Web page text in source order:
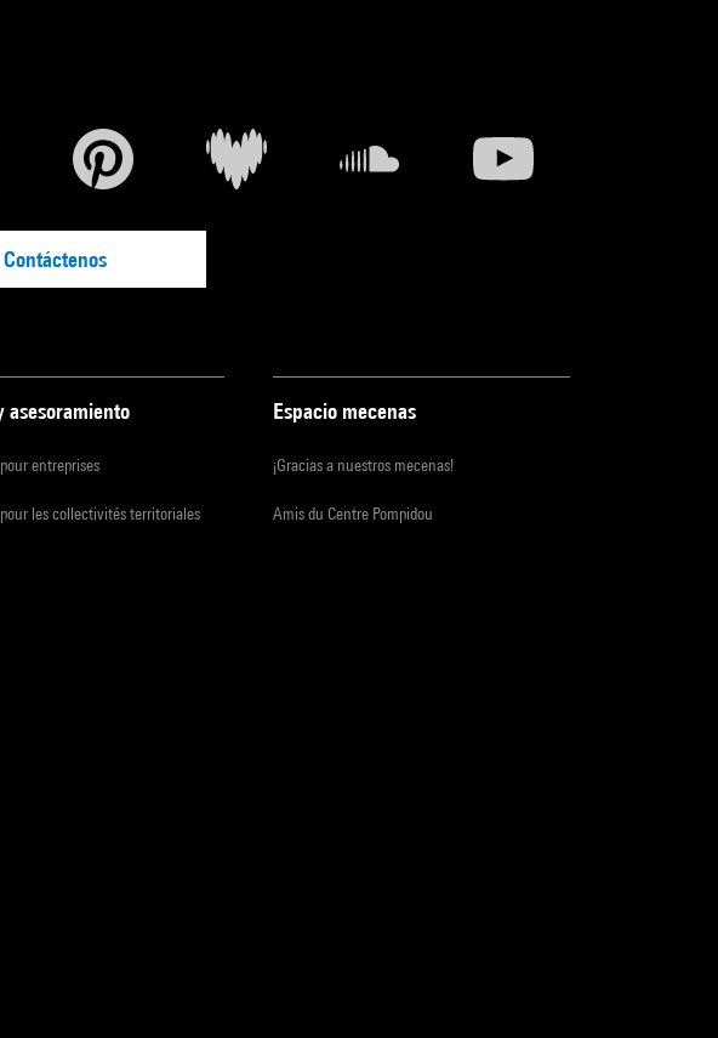
Contáctenos
asesoramiento
entreprises
les collectivités territoriales
Espacio mecenas
¡Gracias a nuestros mecenas!
Amis du Centre Pompidou